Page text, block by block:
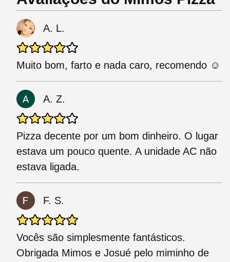
A. L.
Muito bom, farto e nada caro, recomendo ☺️
A. Z.
Pizza decente por um bom dinheiro. O lugar
estava um pouco quente. A unidade AC não
estava ligada.
F. S.
Vocês são simplesmente fantásticos.
Obrigada Mimos e Josué pelo miminho de